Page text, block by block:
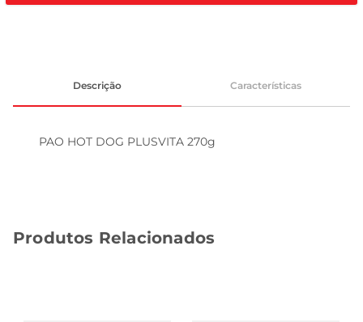
Descrição Características
PAO HOT DOG PLUSVITA 270g
Produtos Relacionados